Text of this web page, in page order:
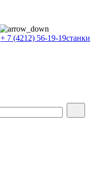
+ 7 (4212) 56-19-19станки